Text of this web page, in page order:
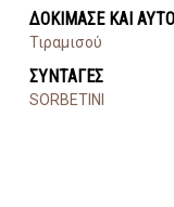
ΔΟΚΙΜΑΣΕ ΚΑΙ ΑΥΤΟ
Τιραμισού
ΣΥΝΤΑΓΕΣ
SORBETINI